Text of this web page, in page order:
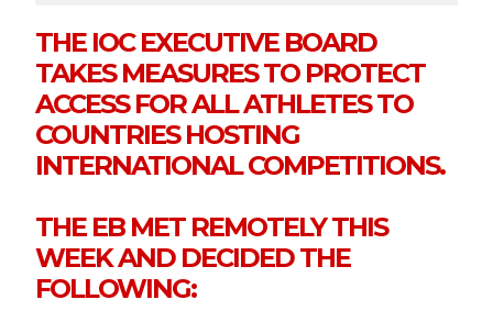
THE IOC EXECUTIVE BOARD
TAKES MEASURES TO PROTECT
ACCESS FOR ALL ATHLETES TO
COUNTRIES HOSTING
INTERNATIONAL COMPETITIONS.
THE EB MET REMOTELY THIS
WEEK AND DECIDED THE
FOLLOWING: